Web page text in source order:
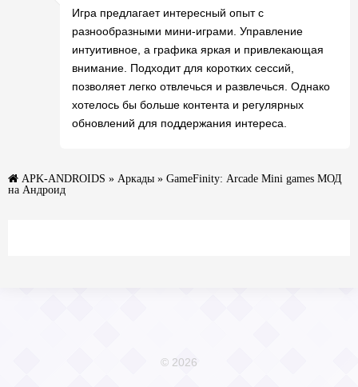
Игра предлагает интересный опыт с
разнообразными мини-играми. Управление
интуитивное, а графика яркая и привлекающая
внимание. Подходит для коротких сессий,
позволяет легко отвлечься и развлечься. Однако
хотелось бы больше контента и регулярных
обновлений для поддержания интереса.
APK-ANDROIDS » Аркады » GameFinity: Arcade Mini games МОД
на Андроид
© 2026